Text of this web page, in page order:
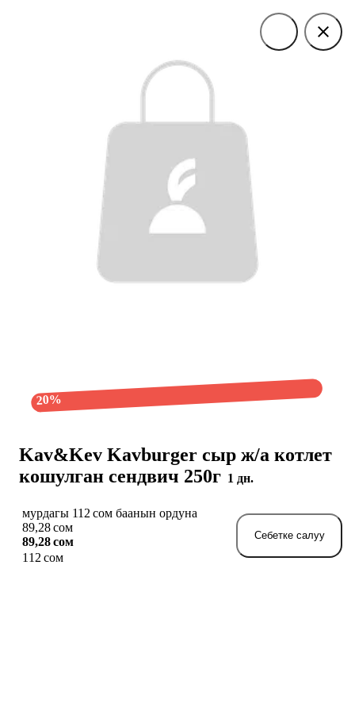
Kav&Kev Kavburger сыр ж/а котлет
кошулган сендвич 250г 1 дн.
20%
мурдагы 112 сом баанын ордуна
89,28 сом
89,28 сом
112 сом
Себетке салуу